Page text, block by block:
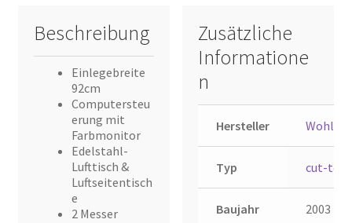
Beschreibung
Einlegebreite
92cm
Computersteu
erung mit
Farbmonitor
Edelstahl-
Lufttisch &
Luftseitentisch
e
2 Messer
Zusätzliche
Informatione
n
Hersteller
Typ cut-tec
Baujahr 2003